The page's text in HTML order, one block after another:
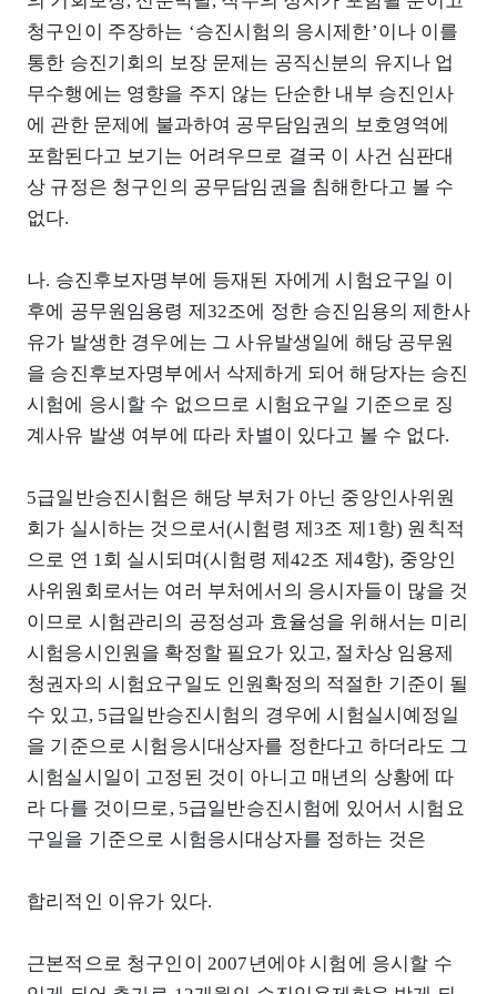
청구인이 주장하는 ‘승진시험의 응시제한’이나 이를
통한 승진기회의 보장 문제는 공직신분의 유지나 업
무수행에는 영향을 주지 않는 단순한 내부 승진인사
에 관한 문제에 불과하여 공무담임권의 보호영역에
포함된다고 보기는 어려우므로 결국 이 사건 심판대
상 규정은 청구인의 공무담임권을 침해한다고 볼 수
없다.
나. 승진후보자명부에 등재된 자에게 시험요구일 이
후에 공무원임용령 제32조에 정한 승진임용의 제한사
유가 발생한 경우에는 그 사유발생일에 해당 공무원
을 승진후보자명부에서 삭제하게 되어 해당자는 승진
시험에 응시할 수 없으므로 시험요구일 기준으로 징
계사유 발생 여부에 따라 차별이 있다고 볼 수 없다.
5급일반승진시험은 해당 부처가 아닌 중앙인사위원
회가 실시하는 것으로서(시험령 제3조 제1항) 원칙적
으로 연 1회 실시되며(시험령 제42조 제4항), 중앙인
사위원회로서는 여러 부처에서의 응시자들이 많을 것
이므로 시험관리의 공정성과 효율성을 위해서는 미리
시험응시인원을 확정할 필요가 있고, 절차상 임용제
청권자의 시험요구일도 인원확정의 적절한 기준이 될
수 있고, 5급일반승진시험의 경우에 시험실시예정일
을 기준으로 시험응시대상자를 정한다고 하더라도 그
시험실시일이 고정된 것이 아니고 매년의 상황에 따
라 다를 것이므로, 5급일반승진시험에 있어서 시험요
구일을 기준으로 시험응시대상자를 정하는 것은
합리적인 이유가 있다.
근본적으로 청구인이 2007년에야 시험에 응시할 수